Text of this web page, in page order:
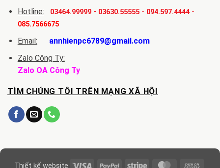
Hotline:
03464.99999- 03630.55555- 094.597.4444-
085.7566675
Email:
annhienpc6789@gmail.com
Zalo Công Ty:
Zalo OA Công Ty
TÌM CHÚNG TÔI TRÊN MẠNG XÃ HỘI
Thiết kế website Visa PayPal Stripe MasterCard